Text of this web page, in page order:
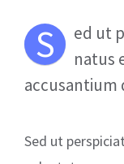
S
ed ut
natus
Sed ut